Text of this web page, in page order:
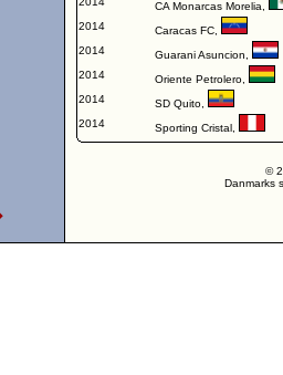
CA Monarcas Morelia
2014
Caracas FC
2014
Guarani Asuncion
2014
Oriente Petrolero
2014
SD Quito
2014
Sporting Cristal
©
Danmarks